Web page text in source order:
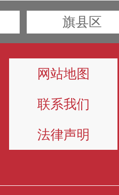
旗县区
网站地图
联系我们
法律声明